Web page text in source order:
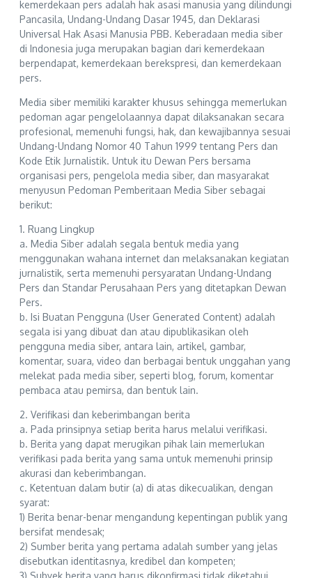
kemerdekaan pers adalah hak asasi manusia yang dilindungi
Pancasila, Undang-Undang Dasar 1945, dan Deklarasi
Universal Hak Asasi Manusia PBB. Keberadaan media siber
di Indonesia juga merupakan bagian dari kemerdekaan
berpendapat, kemerdekaan berekspresi, dan kemerdekaan
pers.
Media siber memiliki karakter khusus sehingga memerlukan
pedoman agar pengelolaannya dapat dilaksanakan secara
profesional, memenuhi fungsi, hak, dan kewajibannya sesuai
Undang-Undang Nomor 40 Tahun 1999 tentang Pers dan
Kode Etik Jurnalistik. Untuk itu Dewan Pers bersama
organisasi pers, pengelola media siber, dan masyarakat
menyusun Pedoman Pemberitaan Media Siber sebagai
berikut:
1. Ruang Lingkup
a. Media Siber adalah segala bentuk media yang
menggunakan wahana internet dan melaksanakan kegiatan
jurnalistik, serta memenuhi persyaratan Undang-Undang
Pers dan Standar Perusahaan Pers yang ditetapkan Dewan
Pers.
b. Isi Buatan Pengguna (User Generated Content) adalah
segala isi yang dibuat dan atau dipublikasikan oleh
pengguna media siber, antara lain, artikel, gambar,
komentar, suara, video dan berbagai bentuk unggahan yang
melekat pada media siber, seperti blog, forum, komentar
pembaca atau pemirsa, dan bentuk lain.
2. Verifikasi dan keberimbangan berita
a. Pada prinsipnya setiap berita harus melalui verifikasi.
b. Berita yang dapat merugikan pihak lain memerlukan
verifikasi pada berita yang sama untuk memenuhi prinsip
akurasi dan keberimbangan.
c. Ketentuan dalam butir (a) di atas dikecualikan, dengan
syarat:
1) Berita benar-benar mengandung kepentingan publik yang
bersifat mendesak;
2) Sumber berita yang pertama adalah sumber yang jelas
disebutkan identitasnya, kredibel dan kompeten;
3) Subyek berita yang harus dikonfirmasi tidak diketahui